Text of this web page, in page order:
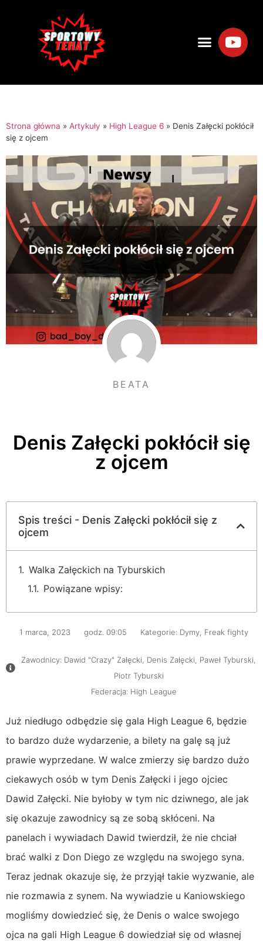
Strona główna » Artykuły » High League 6 » Denis Załęcki pokłócił
się z ojcem
BEATA
Denis Załęcki pokłócił się
z ojcem
Spis treści - Denis Załęcki pokłócił się z
ojcem
Walka Załęckich na Tyburskich
Powiązane wpisy:
1 marca, 2023 godz. 09:05 Kategorie: Dymy Freak fighty
Zawodnicy: Dawid "Crazy" Załęcki Denis Załęcki Paweł Tyburski
Piotr Tyburski
Federacja: High League
Już niedługo odbędzie się gala High League 6, będzie
to bardzo duże wydarzenie, a bilety na galę są już
prawie wyprzedane. W walce zmierzy się bardzo dużo
ciekawych osób w tym Denis Załęcki i jego ojciec
Dawid Załęcki. Nie byłoby w tym nic dziwnego, ale jak
się okazuje zawodnicy są ze sobą skłóceni. Na
panelach i wywiadach Dawid twierdził, że nie chciał
brać walki z Don Diego ze względu na swojego syna.
Teraz jednak okazuje się, że przyjął takie wyzwanie, ale
nie rozmawia z synem. Na wywiadzie u Kaniowskiego
mogliśmy dowiedzieć się, że Denis o walce swojego
ojca na gali High League 6 dowiedział się od własnej